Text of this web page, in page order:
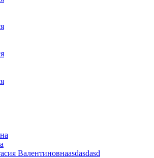
Валентиновнаasdasdasd